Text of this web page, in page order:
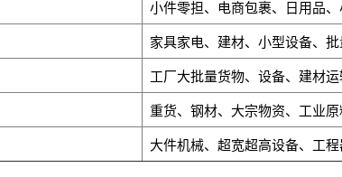
小件零担、电商包裹、日用品
家具家电、建材、小型设备、
工厂大批量货物、设备、建材运
重货、钢材、大宗物资、工业原
大件机械、超宽超高设备、工